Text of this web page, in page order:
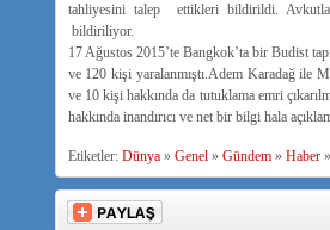
tahliyesini talep ettikleri bildirildi.
bildiriliyor.
17 Ağustos 2015’te Bangkok’ta bir Budist
ve 120 kişi yaralanmıştı.Adem Karadağ ile
ve 10 kişi hakkında da tutuklama emri
hakkında inandırıcı ve net bir bilgi hala
Etiketler: Dünya» Genel» Gündem» Haber»